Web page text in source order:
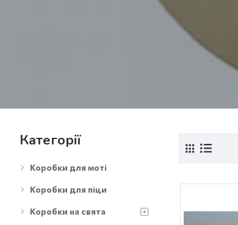
Категорії
Коробки для моті
Коробки для піци
Коробки на свята